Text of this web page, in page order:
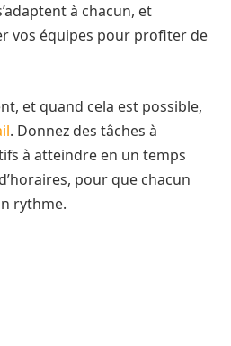
à chacun, et
vos équipes pour profiter de
et quand cela est possible,
. Donnez des tâches à
à atteindre en un temps
pour que chacun
rythme.